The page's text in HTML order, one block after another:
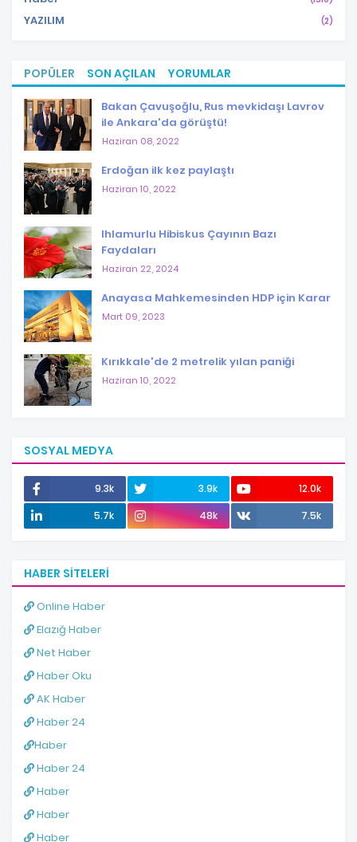
YAZILIM (2)
POPÜLER SON AÇILAN YORUMLAR
Bakan Çavuşoğlu, Rus mevkidaşı Lavrov
ile Ankara'da görüştü!
Haziran 08, 2022
Erdoğan ilk kez paylaştı
Haziran 10, 2022
Ihlamurlu Hibiskus Çayının Bazı
Faydaları
Haziran 22, 2024
Anayasa Mahkemesinden HDP için Karar
Mart 09, 2023
Kırıkkale'de 2 metrelik yılan paniği
Haziran 10, 2022
SOSYAL MEDYA
9.3k 3.9k
12.0k
5.7k
48k 7.5k
HABER SITELERI
Online Haber
Elazığ Haber
Net Haber
Haber Oku
AK Haber
Haber 24
Haber
Haber 24
Haber
Haber
Haber